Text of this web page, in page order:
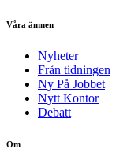
Våra ämnen
Nyheter
Från tidningen
Ny På Jobbet
Nytt Kontor
Debatt
Om